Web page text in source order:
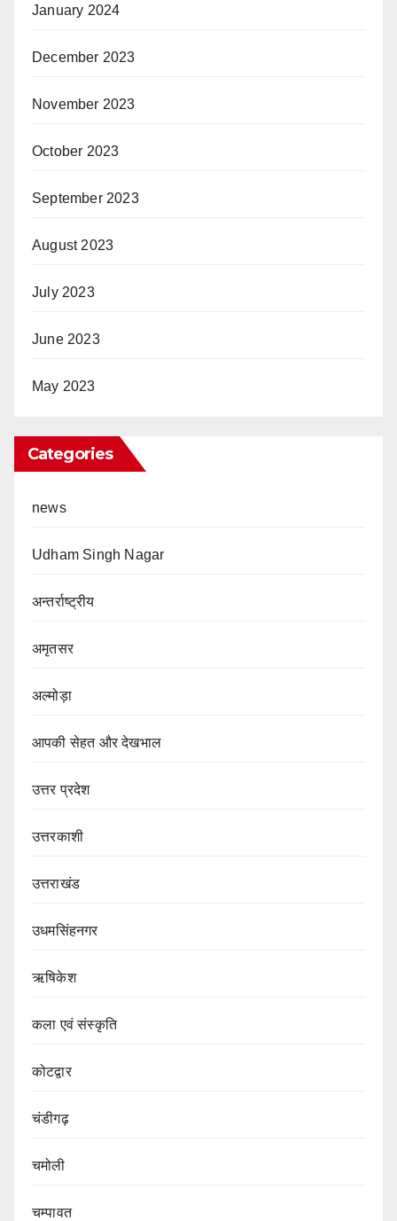
January 2024
December 2023
November 2023
October 2023
September 2023
August 2023
July 2023
June 2023
May 2023
Categories
news
Udham Singh Nagar
अन्तर्राष्ट्रीय
अमृतसर
अल्मोड़ा
आपकी सेहत और देखभाल
उत्तर प्रदेश
उत्तरकाशी
उत्तराखंड
उधमसिंहनगर
ऋषिकेश
कला एवं संस्कृति
कोटद्वार
चंडीगढ़
चमोली
चम्पावत